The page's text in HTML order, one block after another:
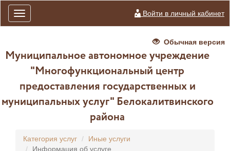
Toggle
navigation
Войти в личный кабинет
Обычная версия
Муниципальное автономное учреждение
"Многофункциональный центр
предоставления государственных и
муниципальных услуг" Белокалитвинского
района
Категория услуг
Иные услуги
Информация об услуге